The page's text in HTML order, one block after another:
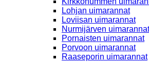
Lohjan uimarannat
Loviisan uimarannat
Nurmijärven uimarannat
Pornaisten uimarannat
Porvoon uimarannat
Raaseporin uimarannat